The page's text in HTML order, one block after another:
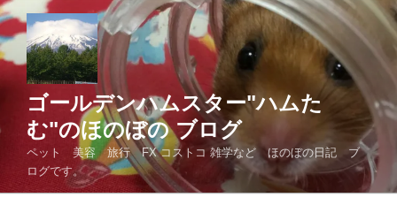
コ
テ
ン
ス
ゴールデンハムスター"ハムた
む"のほのぼの ブログ
ペット 美容 旅行 FX コストコ 雑学など ほのぼの日記 ブ
ログです。